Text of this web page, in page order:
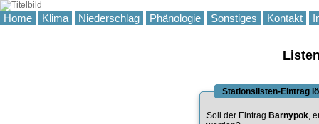
Home Klima Niederschlag Phänologie Sonstiges Kontakt
Stationslisten-Eintrag
Soll der Eintrag Barnypok,